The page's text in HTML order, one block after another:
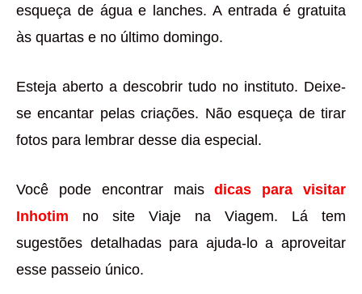
esqueça de água e lanches. A entrada é gratuita
às quartas e no último domingo.
Esteja aberto a descobrir tudo no instituto. Deixe-
se encantar pelas criações. Não esqueça de tirar
fotos para lembrar desse dia especial.
Você pode encontrar maisdicas para visitar
Inhotim no site Viaje na Viagem. Lá tem
sugestões detalhadas para ajuda-lo a aproveitar
esse passeio único.